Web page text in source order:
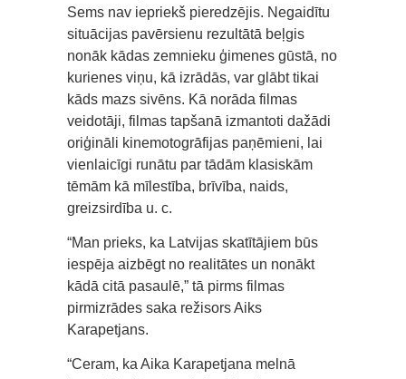
Sems nav iepriekš pieredzējis. Negaidītu
situācijas pavērsienu rezultātā beļgis
nonāk kādas zemnieku ģimenes gūstā, no
kurienes viņu, kā izrādās, var glābt tikai
kāds mazs sivēns. Kā norāda filmas
veidotāji, filmas tapšanā izmantoti dažādi
oriģināli kinemotogrāfijas paņēmieni, lai
vienlaicīgi runātu par tādām klasiskām
tēmām kā mīlestība, brīvība, naids,
greizsirdība u. c.
“Man prieks, ka Latvijas skatītājiem būs
iespēja aizbēgt no realitātes un nonākt
kādā citā pasaulē,” tā pirms filmas
pirmizrādes saka režisors Aiks
Karapetjans.
“Ceram, ka Aika Karapetjana melnā